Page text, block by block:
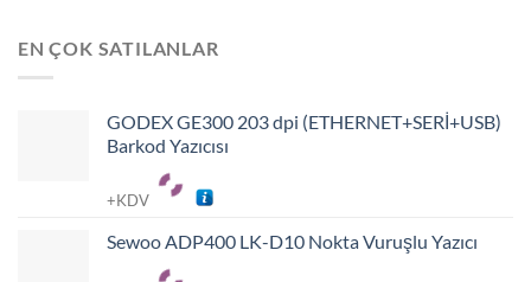
EN ÇOK SATILANLAR
GODEX GE300 203 dpi (ETHERNET+SERİ+USB)
Barkod Yazıcısı
+KDV
Sewoo ADP400 LK-D10 Nokta Vuruşlu Yazıcı